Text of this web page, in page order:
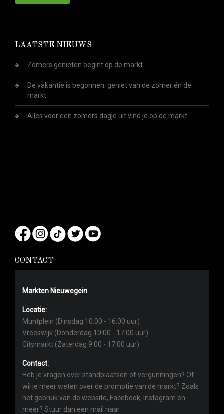
LAATSTE NIEUWS
Zomers genieten begint op de markt
De vakantie is begonnen: geniet van de zomer én de
markt
Alles voor een zomers dagje uit vind je op de markt
CONTACT
Markten Nieuwegein
Locatie:
Muntplein (Dinsdag 10:00 - 16:00 uur)
Vreeswijk (Donderdag 10:00 - 17:00 uur)
Citymarkt (Zaterdag 9:00 - 17:00 uur)
Contact:
Heb je vragen over standplaatsen of vergunningen? Of
wil je meer weten over de promotie van de markt? Zoals
het gebruik van de website, Facebook, Instagram en
meer? Stuur dan een mail naar